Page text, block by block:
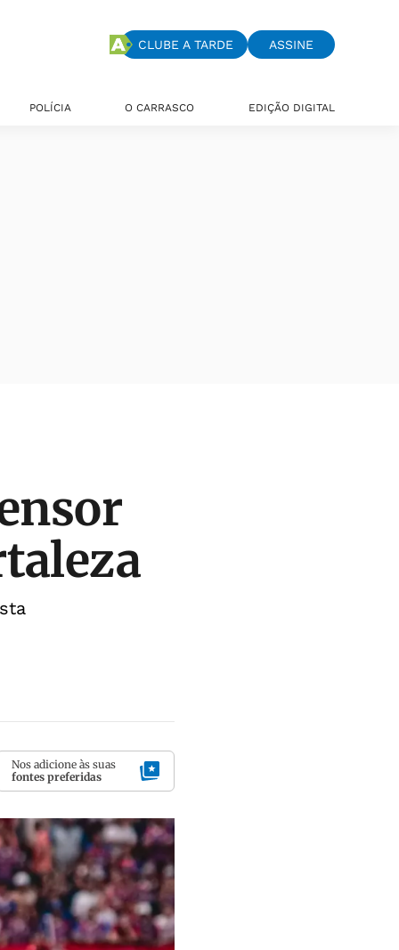
CLUBE A TARDE ASSINE
POLÍCIA O CARRASCO EDIÇÃO DIGITAL
Nos adicione às suas
fontes preferidas